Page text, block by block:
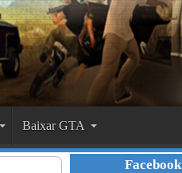
Baixar GTA
Facebook